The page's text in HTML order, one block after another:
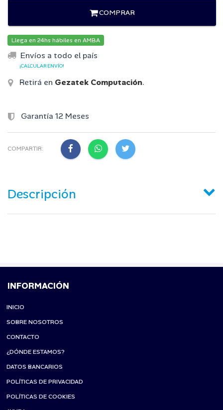
COMPRAR
Llega en 24hs hábiles en AMBA
Envíos a todo el país
¡CALCULAR ENVÍO!
Retirá en Gezatek Computación.
Garantía 12 Meses
COMPARTIR:
Descripción
INFORMACIÓN
INICIO
SOBRE NOSOTROS
CONTACTO
¿DÓNDE ESTAMOS?
DATOS BANCARIOS
POLÍTICAS DE PRIVACIDAD
POLÍTICAS DE COOKIES